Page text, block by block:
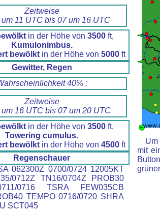
Zeitweise
um 11 UTC bis 07 um 16 UTC
in der Höhe von 3500ft,
Kumulonimbus.
bewölkt in der Höhe von 5000 ft
Gewitter, Regen
40% :
Zeitweise
um 16 UTC bis 07 um 20 UTC
in der Höhe von 3500ft,
Towering cumulus.
bewölkt in der Höhe von 4500 ft
Regenschauer
062300Z 0700/0724 12005KT
0712Z TN16/0704Z PROB30
0716 TSRA FEW035CB
TEMPO 0716/0720 SHRA
SCT045
mit